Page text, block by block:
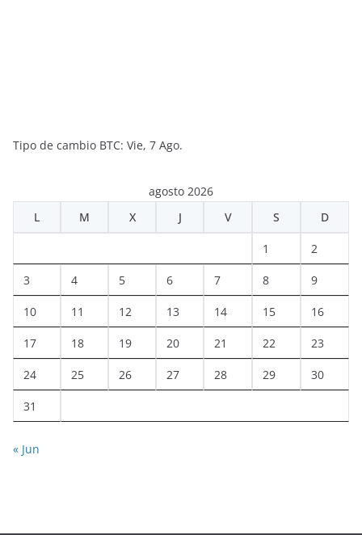
Tipo de cambio BTC: Vie, 7 Ago.
agosto 2026
L
M X J V S D
1 2
3 4 5 6 7 8 9
10 11 12 13 14 15 16
17 18 19 20 21 22 23
24 25 26 27 28 29 30
31
« Jun